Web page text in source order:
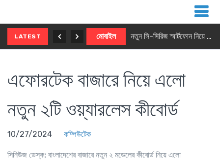
LATEST মোবাইল নতুন সি-সিরিজ স্মার্টফোন নিয়ে আসছে রিয়েলমি
এফোরটেক বাজারে নিয়ে এলো
নতুন ২টি ওয়্যারলেস কীবোর্ড
10/27/2024 কম্পিউটেক
সিনিউজ ডেস্ক: বাংলাদেশের বাজারে নতুন ২ মডেলের কীবোর্ড নিয়ে এলো